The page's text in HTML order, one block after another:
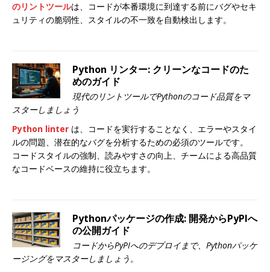
のリントツールは、コードが本番環境に到達する前にバグやセキ
ュリティの脆弱性、スタイルの不一致を自動検出します。
Python リンター: クリーンなコードのた
めのガイド
現代のリントツールでPythonのコード品質をマ
スターしましょう
Python linter は、コードを実行することなく、エラーやスタイ
ルの問題、潜在的なバグを分析するための必須のツールです。
コードスタイルの強制、読みやすさの向上、チームによる高品質
なコードベースの維持に役立ちます。
Pythonパッケージの作成: 開発からPyPIへ
の公開ガイド
コードからPyPIへのデプロイまで、Pythonパッケ
ージングをマスターしましょう。